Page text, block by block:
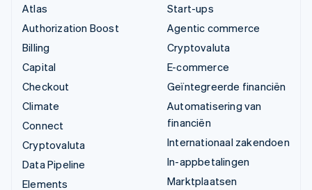
Atlas
Authorization Boost
Billing
Capital
Checkout
Climate
Connect
Cryptovaluta
Data Pipeline
Elements
Start-ups
Agentic commerce
Cryptovaluta
E-commerce
Geïntegreerde financiën
Automatisering van
financiën
Internationaal zakendoen
In-appbetalingen
Marktplaatsen